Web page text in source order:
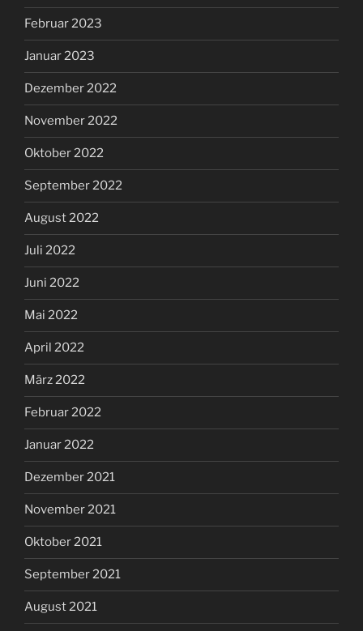
Februar 2023
Januar 2023
Dezember 2022
November 2022
Oktober 2022
September 2022
August 2022
Juli 2022
Juni 2022
Mai 2022
April 2022
März 2022
Februar 2022
Januar 2022
Dezember 2021
November 2021
Oktober 2021
September 2021
August 2021